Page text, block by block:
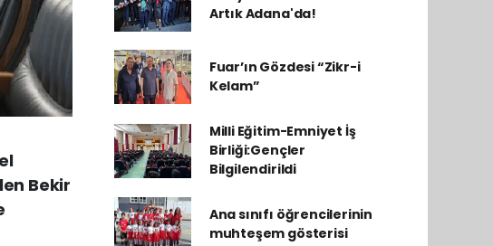
Bekir
Artık Adana'da!
Fuar’ın Gözdesi “Zikr-i
Kelam”
Milli Eğitim-Emniyet İş
Birliği:Gençler
Bilgilendirildi
Ana sınıfı öğrencilerinin
muhteşem gösterisi